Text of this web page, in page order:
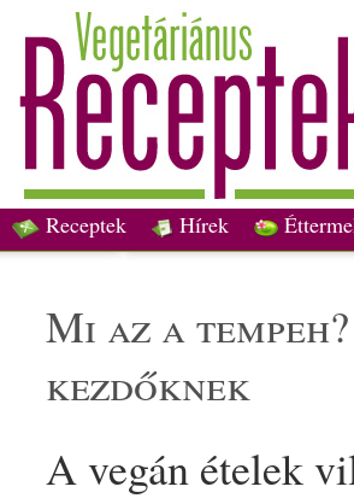
Receptek Hírek
mi az a tempeh? - komplett útmutató és ízletes recept
kezdőknek
Avegán ételek